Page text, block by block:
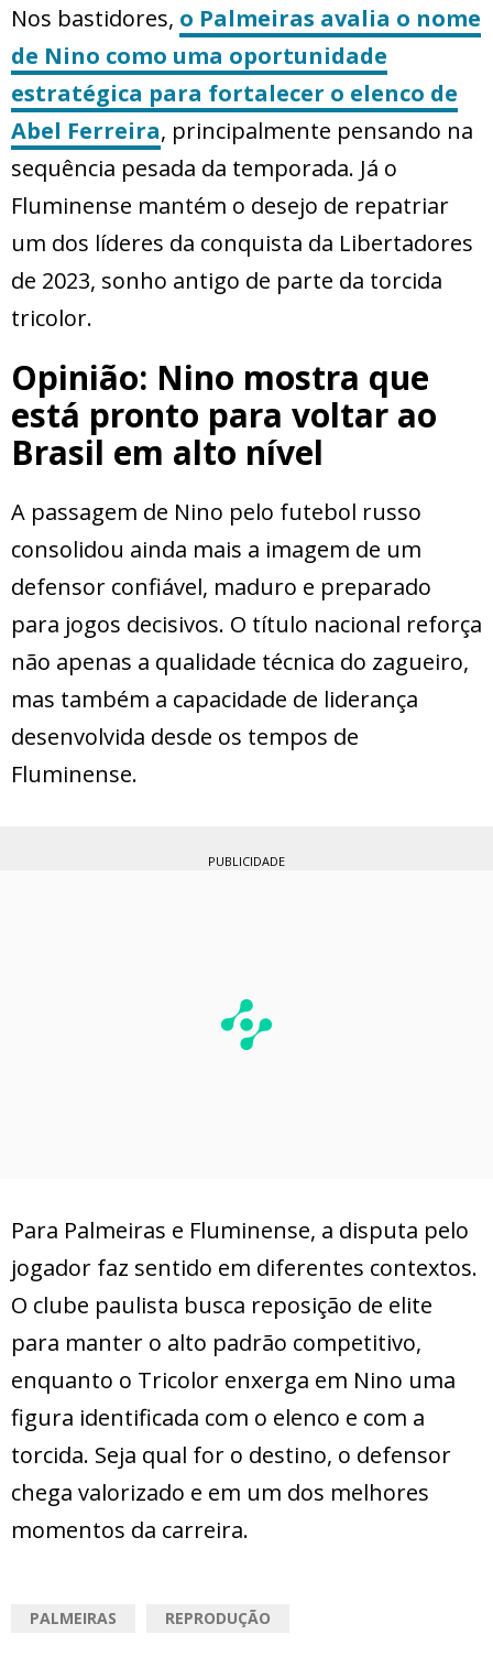
Nos bastidores, o Palmeiras avalia o nome
de Nino como uma oportunidade
estratégica para fortalecer o elenco de
Abel Ferreira, principalmente pensando na
sequência pesada da temporada. Já o
Fluminense mantém o desejo de repatriar
um dos líderes da conquista da Libertadores
de 2023, sonho antigo de parte da torcida
tricolor.
Opinião: Nino mostra que
está pronto para voltar ao
Brasil em alto nível
A passagem de Nino pelo futebol russo
consolidou ainda mais a imagem de um
defensor confiável, maduro e preparado
para jogos decisivos. O título nacional reforça
não apenas a qualidade técnica do zagueiro,
mas também a capacidade de liderança
desenvolvida desde os tempos de
Fluminense.
PUBLICIDADE
Para Palmeiras e Fluminense, a disputa pelo
jogador faz sentido em diferentes contextos.
O clube paulista busca reposição de elite
para manter o alto padrão competitivo,
enquanto o Tricolor enxerga em Nino uma
figura identificada com o elenco e com a
torcida. Seja qual for o destino, o defensor
chega valorizado e em um dos melhores
momentos da carreira.
PALMEIRAS REPRODUÇÃO